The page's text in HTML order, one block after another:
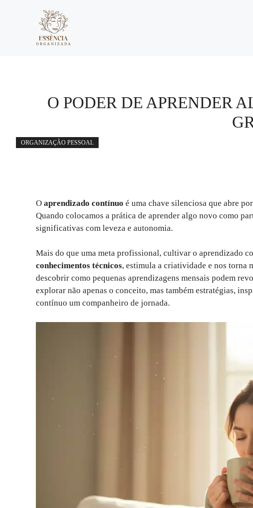
O PODER DE APRENDER
ORGANIZAÇÃO PESSOAL
O aprendizado contínuo é uma chave silenciosa que abre
Quando colocamos a prática de aprender algo novo como
significativas com leveza e autonomia.
Mais do que uma meta profissional, cultivar o aprendizado
conhecimentos técnicos, estimula a criatividade e nos torna
descobrir como pequenas aprendizagens mensais podem
explorar não apenas o conceito, mas também estratégias,
contínuo um companheiro de jornada.